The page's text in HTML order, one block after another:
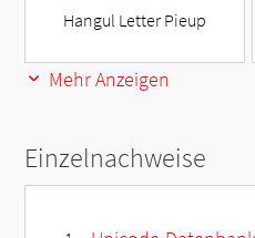
Hangul Letter Pieup
Mehr Anzeigen
Einzelnachweise